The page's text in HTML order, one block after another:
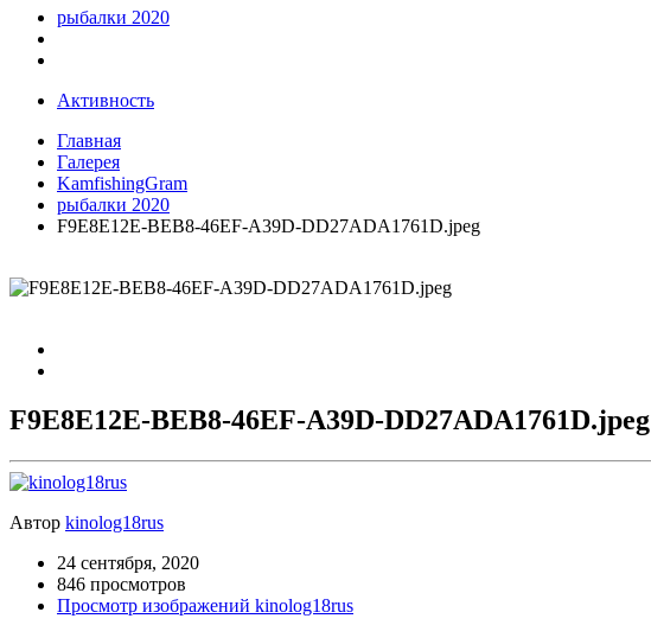
рыбалки 2020
Активность
Главная
Галерея
KamfishingGram
рыбалки 2020
F9E8E12E-BEB8-46EF-A39D-DD27ADA1761D.jpeg
F9E8E12E-BEB8-46EF-A39D-DD27ADA1761D.jpeg
Автор kinolog18rus
24 сентября, 2020
846 просмотров
Просмотр изображений kinolog18rus